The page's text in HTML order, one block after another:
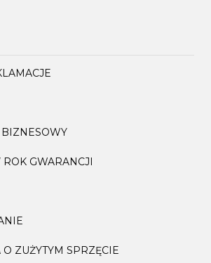
GWARANCJI
ZUŻYTYM SPRZĘCIE